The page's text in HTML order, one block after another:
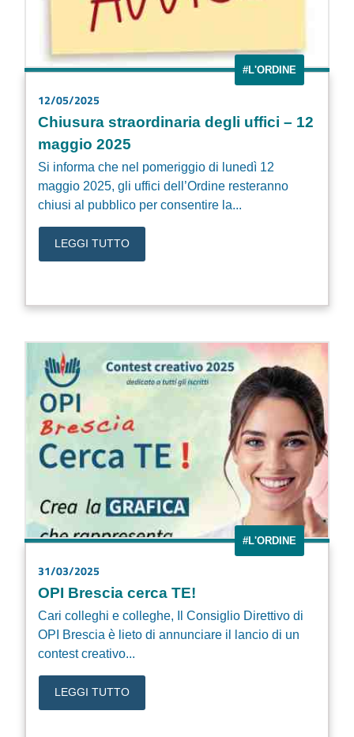
#L'ORDINE
12/05/2025
Chiusura straordinaria degli uffici – 12
maggio 2025
Si informa che nel pomeriggio di lunedì 12
maggio 2025, gli uffici dell’Ordine resteranno
chiusi al pubblico per consentire la...
LEGGI TUTTO
#L'ORDINE
31/03/2025
OPI Brescia cerca TE!
Cari colleghi e colleghe, Il Consiglio Direttivo di
OPI Brescia è lieto di annunciare il lancio di un
contest creativo...
LEGGI TUTTO